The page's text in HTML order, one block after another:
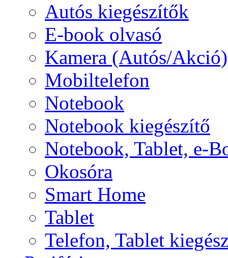
Autós kiegészítők
E-book olvasó
Kamera (Autós/Akció)
Mobiltelefon
Notebook
Notebook kiegészítő
Notebook, Tablet, e-
Okosóra
Smart Home
Tablet
Telefon, Tablet